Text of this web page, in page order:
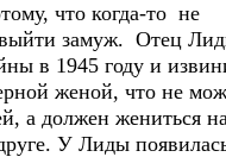
что когда-то не
замуж. Отец
в 1945 году и
женой, что не
а должен жениться
У Лиды